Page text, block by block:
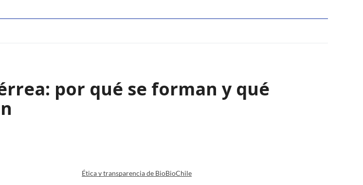
por qué se forman y qué
Ética y transparencia de BioBioChile